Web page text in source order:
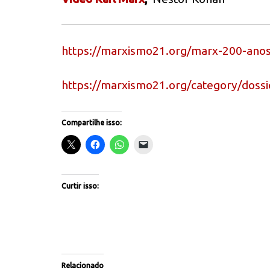
https://marxismo21.org/marx-200-
https://marxismo21.org/category/
Compartilhe isso:
Curtir isso:
Relacionado